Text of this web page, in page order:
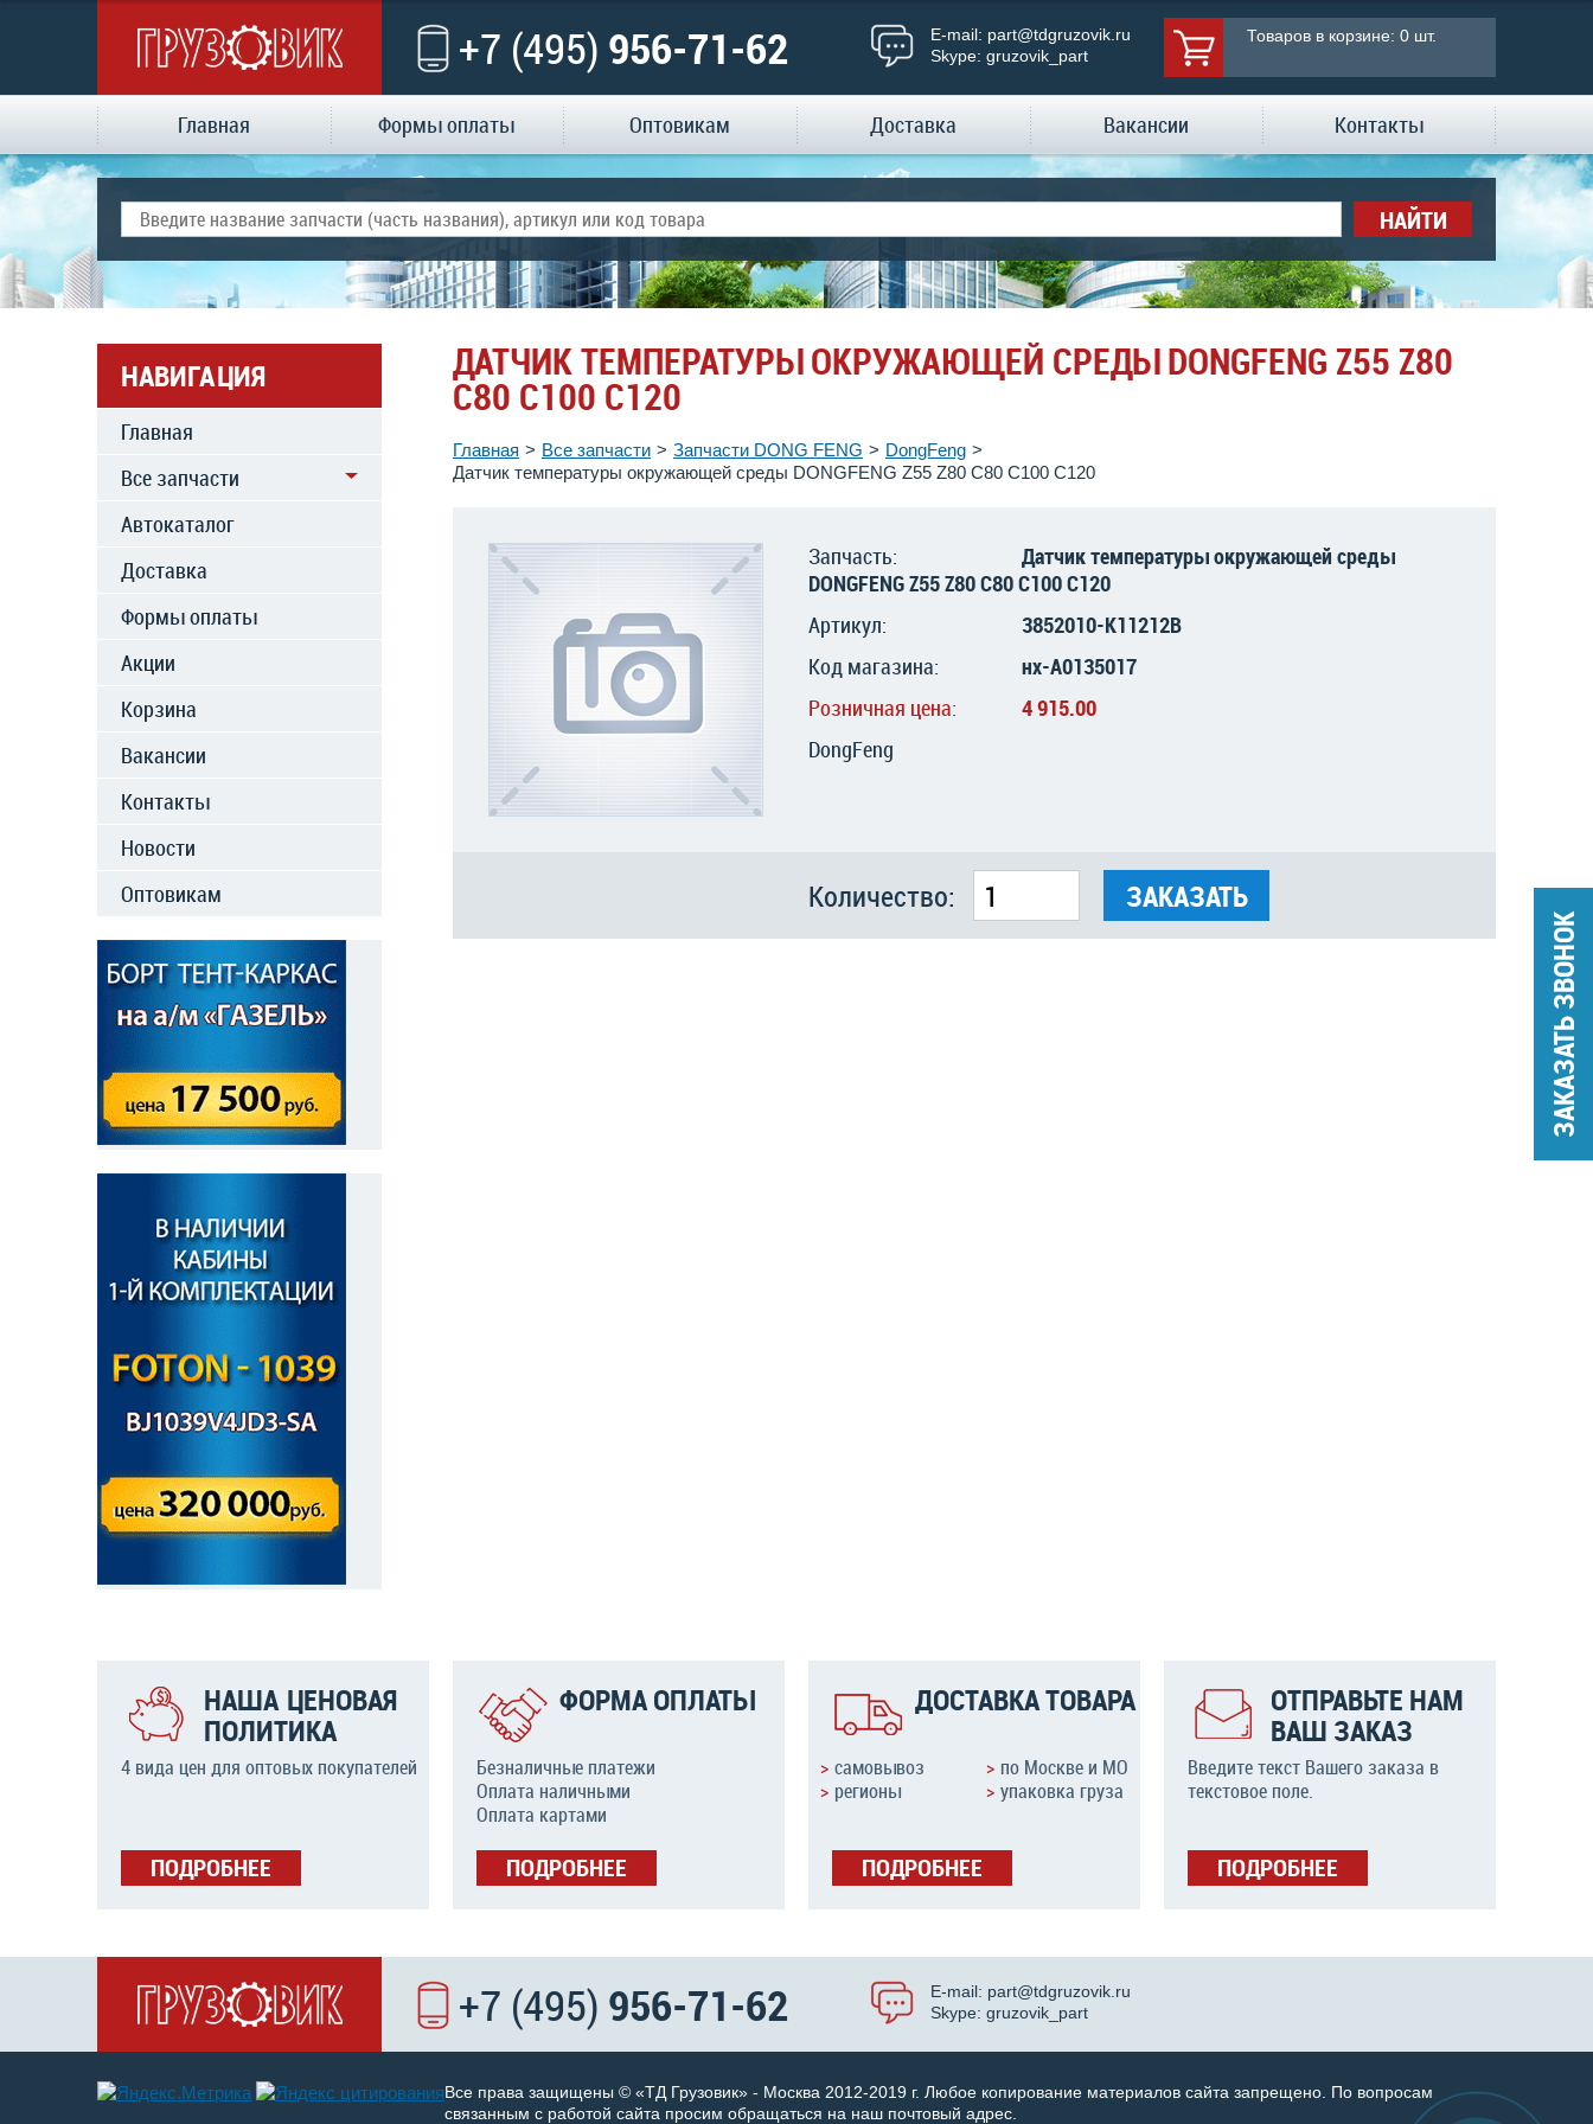
+7 (495) 956-71-62 E-mail: part@tdgruzovik.ru
Skype: gruzovik_part
Товаров в корзине: 0 шт.
Главная Формы оплаты Оптовикам Доставка Вакансии Контакты
НАЙТИ
НАВИГАЦИЯ
Главная
Все запчасти
Автокаталог
Доставка
Формы оплаты
Акции
Корзина
Вакансии
Контакты
Новости
Оптовикам
ДАТЧИК ТЕМПЕРАТУРЫ ОКРУЖАЮЩЕЙ СРЕДЫ DONGFENG Z55 Z80
C80 C100 C120
Главная Все запчасти Запчасти DONG FENG
DongFeng
Датчик температуры окружающей среды DONGFENG Z55 Z80 C80 C100 C120
Запчасть:
Датчик температуры окружающей среды
DONGFENG Z55 Z80 C80 C100 C120
Артикул:
3852010-K11212B
Код магазина:
нх-А0135017
Розничная цена:
4 915.00
DongFeng
Количество: ЗАКАЗАТЬ
НАША ЦЕНОВАЯ
ПОЛИТИКА
4 вида цен для оптовых покупателей
ПОДРОБНЕЕ
ФОРМА ОПЛАТЫ
Безналичные платежи
Оплата наличными
Оплата картами
ПОДРОБНЕЕ
ДОСТАВКА ТОВАРА
самовывоз
по Москве и МО
регионы
упаковка груза
ПОДРОБНЕЕ
ОТПРАВЬТЕ НАМ
ВАШ ЗАКАЗ
Введите текст Вашего заказа в
текстовое поле.
ПОДРОБНЕЕ
+7 (495) 956-71-62 E-mail: part@tdgruzovik.ru
Skype: gruzovik_part
Все права защищены © «ТД Грузовик» - Москва 2012-2019 г. Любое копирование материалов сайта запрещено. По вопросам
связанным с работой сайта просим обращаться на наш почтовый адрес.
ЗАКАЗАТЬ ЗВОНОК